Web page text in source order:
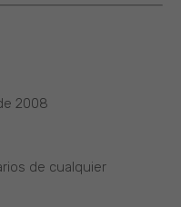
2008
de cualquier